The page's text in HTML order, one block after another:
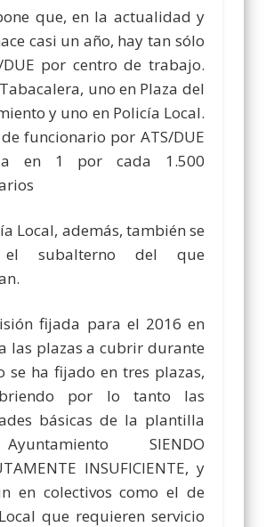
que, en la actualidad y
casi un año, hay tan sólo
DUE por centro de trabajo.
uno en Plaza del
y uno en Policía Local.
funcionario por ATS/DUE
en 1 por cada 1.500
Local, además, también se
subalterno del que
fijada para el 2016 en
las plazas a cubrir durante
se ha fijado en tres plazas,
por lo tanto las
básicas de la plantilla
SIENDO
INSUFICIENTE, y
en colectivos como el de
que requieren servicio